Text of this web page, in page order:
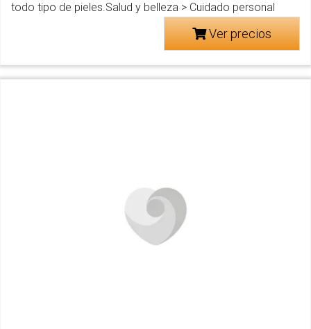
todo tipo de pieles.Salud y belleza > Cuidado personal
Ver precios